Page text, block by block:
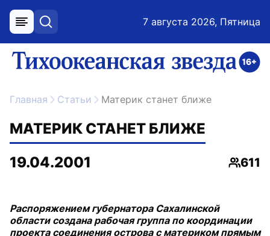
меню поиск 7 августа 2026, Пятница
ссылка на главную
Главная Статьи Материк станет ближе
МАТЕРИК СТАНЕТ БЛИЖЕ
19.04.2001
611
Распоряжением губернатора Сахалинской
области создана рабочая группа по координации
проекта соединения острова с материком прямым